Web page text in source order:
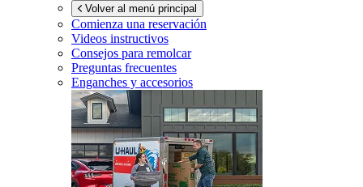
Volver al menú principal
Comienza una reservación
Videos instructivos
Consejos para remolcar
Preguntas frecuentes
Enganches y accesorios